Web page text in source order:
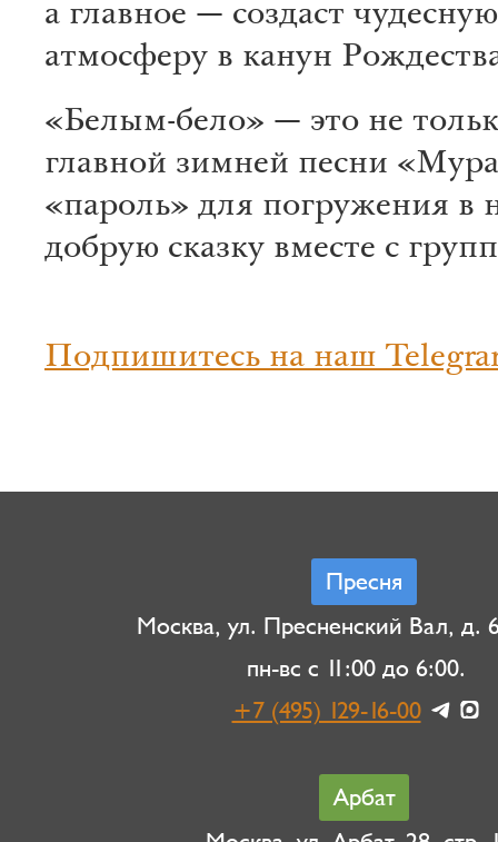
а главное — создаст чудесную
атмосферу в канун
«Белым-бело» — это не
главной зимней песни
«пароль» для погружения в
добрую сказку вместе с
Подпишитесь на наш
Пресня
Москва, ул. Пресненский Вал, д.
пн-вс с 11:00 до 6:00.
+7 (495) 129-16-00
Арбат